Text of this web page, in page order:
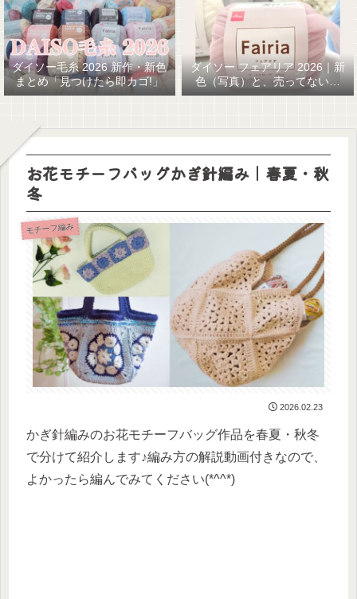
ダイソー毛糸 2026 新作・新色
まとめ「見つけたら即カゴ!」
ダイソー フェアリア 2026｜新
色（写真）と、売ってない…
GETまでの話
お花モチーフバッグかぎ針編み｜春夏・秋
冬
モチーフ編み
2026.02.23
かぎ針編みのお花モチーフバッグ作品を春夏・秋冬
で分けて紹介します♪編み方の解説動画付きなので、
よかったら編んでみてください(*^^*)